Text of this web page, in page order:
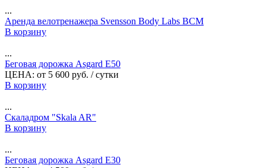
...
Аренда велотренажера Svensson Body Labs BCM
В корзину
...
Беговая дорожка Аsgаrd E50
ЦЕНА: от 5 600 руб. / сутки
В корзину
...
Скаладром "Skala AR"
В корзину
...
Беговая дорожка Аsgаrd E30